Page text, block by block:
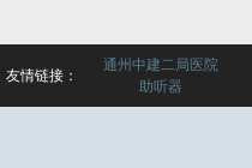
友情链接：
通州中建二局医院
助听器